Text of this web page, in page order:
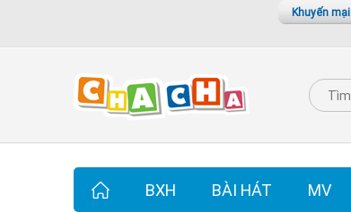
Khuyến mại
BXH BÀI HÁT MV